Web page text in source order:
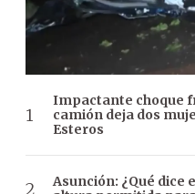
Impactante choque
camión deja dos
Esteros
Asunción: ¿Qué dice